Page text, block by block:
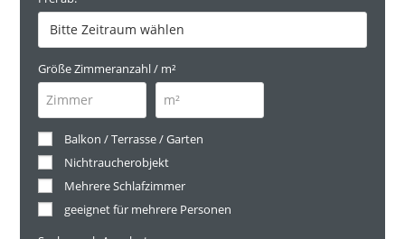
Größe Zimmeranzahl / m²
Balkon / Terrasse / Garten
Nichtraucherobjekt
Mehrere Schlafzimmer
geeignet für mehrere Personen